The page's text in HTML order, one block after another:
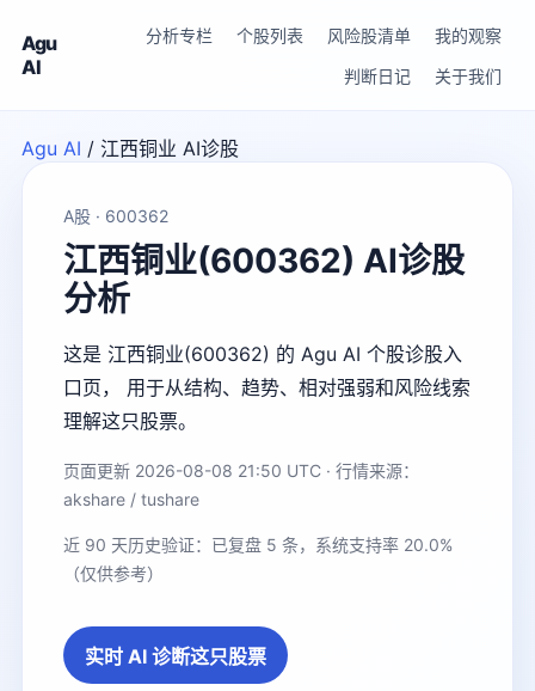
Agu
AI
分析专栏 个股列表 风险股清单
我的观察
判断日记
关于我们
Agu AI / 江西铜业 AI诊股
A股 · 600362
江西铜业(600362) AI诊股
分析
这是 江西铜业(600362) 的 Agu AI 个股诊股入
口页， 用于从结构、趋势、相对强弱和风险线索
理解这只股票。
页面更新 2026-08-08 21:50 UTC · 行情来源：
akshare / tushare
近 90 天历史验证：已复盘 5 条，系统支持率 20.0%
（仅供参考）
实时 AI 诊断这只股票